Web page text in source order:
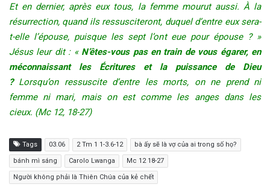
Et en dernier, après eux tous, la femme mourut aussi. À la
résurrection, quand ils ressusciteront, duquel d’entre eux sera-
t-elle l’épouse, puisque les sept l’ont eue pour épouse ? »
Jésus leur dit : « N’êtes-vous pas en train de vous égarer, en
méconnaissant les Écritures et la puissance de Dieu
?Lorsqu’on ressuscite d’entre les morts, on ne prend ni
femme ni mari, mais on est comme les anges dans les
cieux. (Mc 12, 18-27)
Tags 03.06 2 Tm 1 1-3.6-12 bà ấy sẽ là vợ của ai trong số họ?
bánh mì sáng Carolo Lwanga Mc 12 18-27
Người không phải là Thiên Chúa của kẻ chết